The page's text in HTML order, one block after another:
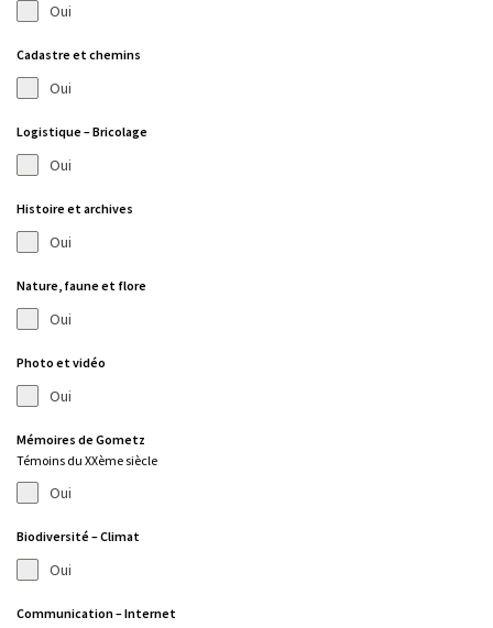
Oui
Cadastre et chemins
Oui
Logistique – Bricolage
Oui
Histoire et archives
Oui
Nature, faune et flore
Oui
Photo et vidéo
Oui
Mémoires de Gometz
Témoins du XXème siècle
Oui
Biodiversité – Climat
Oui
Communication – Internet